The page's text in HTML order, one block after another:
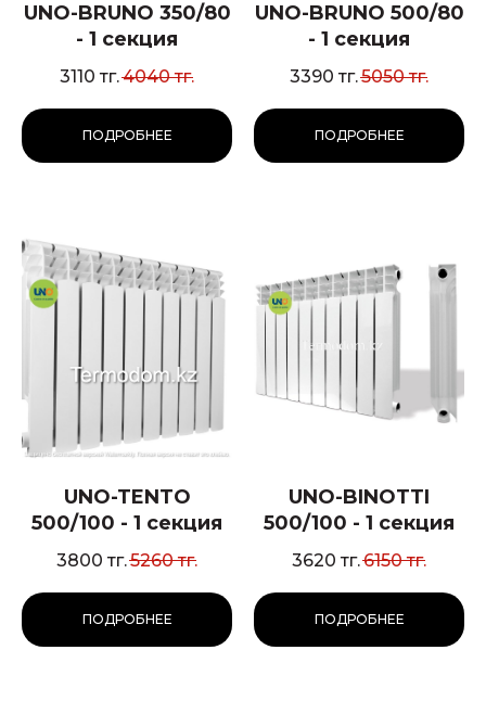
UNO-BRUNO 350/80
- 1 секция
3110 тг.4040 тг.
ПОДРОБНЕЕ
UNO-BRUNO 500/80
- 1 секция
3390 тг.5050 тг.
ПОДРОБНЕЕ
UNO-TENTO
500/100 - 1 секция
3800 тг.5260 тг.
ПОДРОБНЕЕ
UNO-BINOTTI
500/100 - 1 секция
3620 тг.6150 тг.
ПОДРОБНЕЕ